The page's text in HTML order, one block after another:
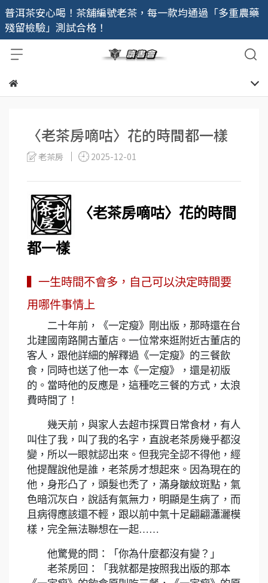
普洱茶安心喝！茶舖編號老茶，每一款均通過「多重農藥
殘留檢驗」測試合格！
〈老茶房嘀咕〉花的時間都一樣
老茶房 2025-12-01
〈老茶房嘀咕〉花的時間
都一樣
▍一生時間不會多，自己可以決定時間要
用哪件事情上
二十年前，《一定瘦》剛出版，那時還在台
北建國南路開古董店。一位常來逛附近古董店的
客人，跟他詳細的解釋過《一定瘦》的三餐飲
食，同時也送了他一本《一定瘦》，還是初版
的。當時他的反應是，這種吃三餐的方式，太浪
費時間了！
幾天前，與家人去超市採買日常食材，有人
叫住了我，叫了我的名字，直說老茶房幾乎都沒
變，所以一眼就認出來。但我完全認不得他，經
他提醒說他是誰，老茶房才想起來。因為現在的
他，身形凸了，頭髮也禿了，滿身皺紋斑點，氣
色暗沉灰白，說話有氣無力，明顯是生病了，而
且病得應該還不輕，跟以前中氣十足翩翩瀟灑模
樣，完全無法聯想在一起……
他驚覺的問：「你為什麼都沒有變？」
老茶房回：「我就都是按照我出版的那本